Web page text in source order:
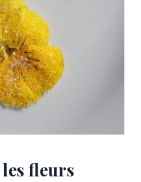
fleurs